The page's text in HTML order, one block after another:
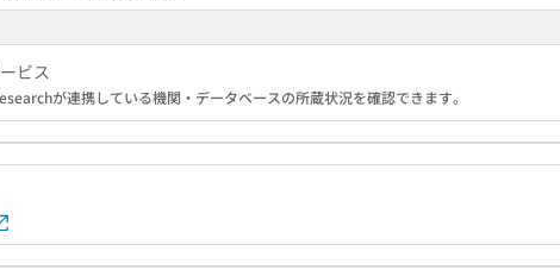
ビス
が連携している機関・データベースの所蔵状況を確認できます。